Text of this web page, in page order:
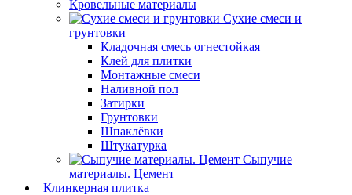
Кровельные материалы
Сухие смеси и
грунтовки
Кладочная смесь огнестойкая
Клей для плитки
Монтажные смеси
Наливной пол
Затирки
Грунтовки
Шпаклёвки
Штукатурка
Сыпучие
материалы. Цемент
Клинкерная плитка